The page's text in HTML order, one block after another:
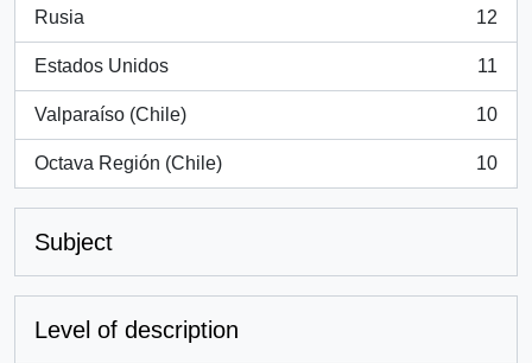
Rusia
, 12 results
12
Estados Unidos
, 11 results
11
Valparaíso (Chile)
, 10 results
10
Octava Región (Chile)
, 10 results
10
Subject
Level of description